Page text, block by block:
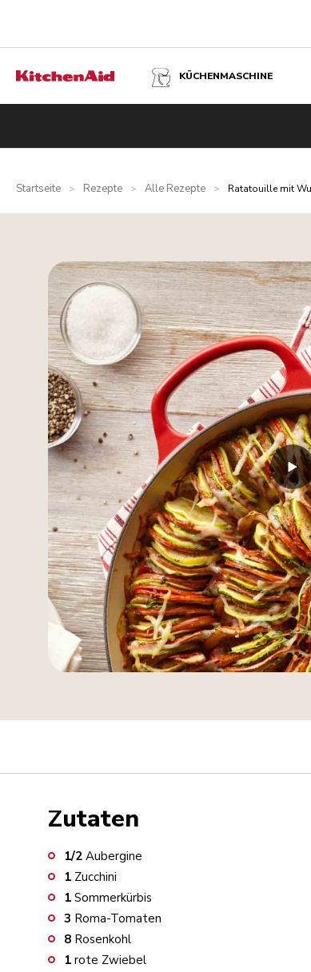
KÜCHENMASCHINE
Startseite > Rezepte > Alle Rezepte > Ratatouille mit
Zutaten
1/2 Aubergine
1 Zucchini
1 Sommerkürbis
3 Roma-Tomaten
8 Rosenkohl
1 rote Zwiebel